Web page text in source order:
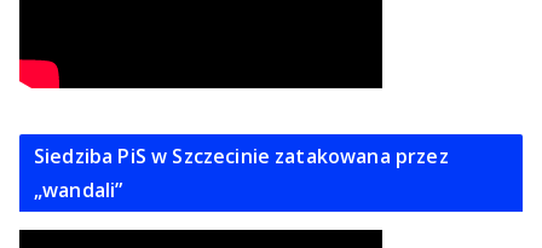
Siedziba PiS w Szczecinie zatakowana przez
„wandali”